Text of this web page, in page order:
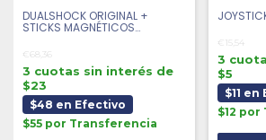
DUALSHOCK ORIGINAL +
STICKS MAGNÉTICOS
SEMINUEVO
€68,36
3 cuotas sin interés de
$23
$48 en Efectivo
$55 por Transferencia
€15,54
3
$5
$11
$12